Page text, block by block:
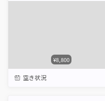
¥8,800
空き状況